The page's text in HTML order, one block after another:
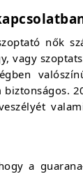
nők
vagy
biztonságos.
a